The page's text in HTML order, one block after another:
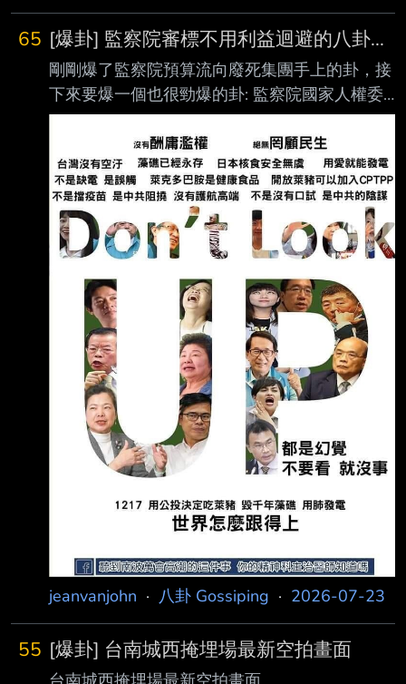
65 [爆卦] 監察院審標不用利益迴避的八卦...
剛剛爆了監察院預算流向廢死集團手上的卦，接
下來要爆一個也很勁爆的卦: 監察院國家人權委
員會(對，又是他們) 在2023年有一個"網路人權
推廣"的標案，價格一百五十萬； 這個標案當年
是由何榮幸審標，最後是由法白得標， 這個標
在2024年繼續，但這年換了審標委員， 何榮幸
沒有連任，由某位黨政關係良好的朱姓作家來審
標， 結果法白落選，這一百五十萬標案改由跟
朱姓作家關係密切的公司得標... 朱大作家明明就
在那家公司有開設收費課程，卻沒有利益迴避，
然後那家公司就把法白擠掉得標了。
https://tinyurl.
jeanvanjohn · 八卦 Gossiping · 2026-07-23
55 [爆卦] 台南城西掩埋場最新空拍畫面